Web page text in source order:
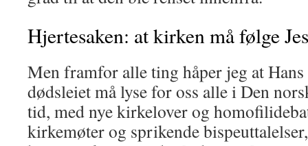
Hjertesaken: at kirken må følge
Men framfor alle ting håper jeg at
dødsleiet må ly­se for oss alle i Den
tid, med nye kirkelover og
kirke­møter og sprikende